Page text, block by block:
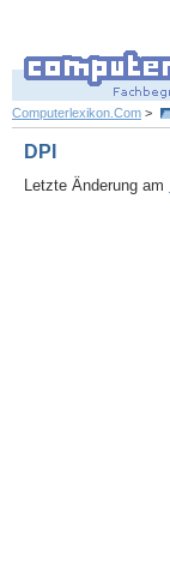
Computerlexikon.Com >
DPI
Letzte Änderung am